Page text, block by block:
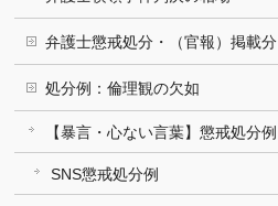
弁護士懲戒処分・（官報）掲載分
処分例：倫理観の欠如
【暴言・心ない言葉】懲戒処分例
SNS懲戒処分例